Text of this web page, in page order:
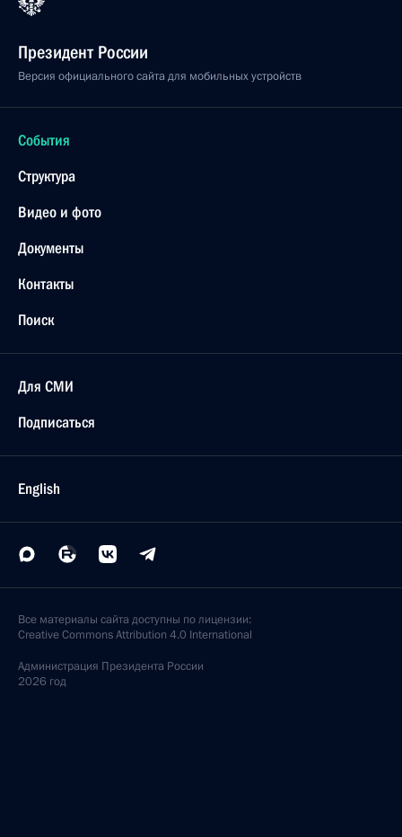
Президент России
Версия официального сайта для мобильных устройств
События
Структура
Видео и фото
Документы
Контакты
Поиск
Для СМИ
Подписаться
English
Все материалы сайта доступны по лицензии:
Creative Commons Attribution 4.0 International
Администрация Президента России
2026 год